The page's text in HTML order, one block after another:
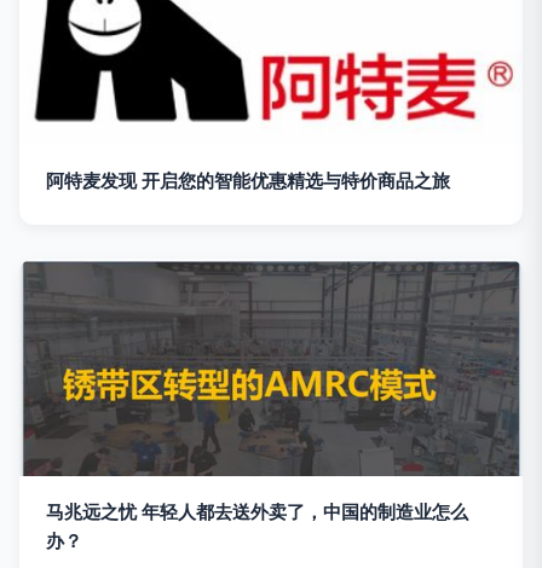
阿特麦发现 开启您的智能优惠精选与特价商品之旅
马兆远之忧 年轻人都去送外卖了，中国的制造业怎么
办？